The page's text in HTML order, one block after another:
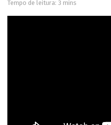
Tempo de leitura: 3 mins